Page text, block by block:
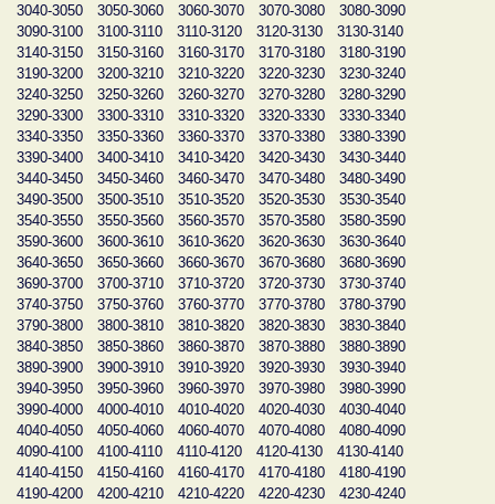
3040-3050
3050-3060 3060-3070 3070-3080
3080-3090
3090-3100
3100-3110 3110-3120 3120-3130
3130-3140
3140-3150
3150-3160 3160-3170 3170-3180
3180-3190
3190-3200
3200-3210 3210-3220 3220-3230
3230-3240
3240-3250
3250-3260 3260-3270 3270-3280
3280-3290
3290-3300
3300-3310 3310-3320 3320-3330
3330-3340
3340-3350
3350-3360 3360-3370 3370-3380
3380-3390
3390-3400
3400-3410 3410-3420 3420-3430
3430-3440
3440-3450
3450-3460 3460-3470 3470-3480
3480-3490
3490-3500
3500-3510 3510-3520 3520-3530
3530-3540
3540-3550
3550-3560 3560-3570 3570-3580
3580-3590
3590-3600
3600-3610 3610-3620 3620-3630
3630-3640
3640-3650
3650-3660 3660-3670 3670-3680
3680-3690
3690-3700
3700-3710 3710-3720 3720-3730
3730-3740
3740-3750
3750-3760 3760-3770 3770-3780
3780-3790
3790-3800
3800-3810 3810-3820 3820-3830
3830-3840
3840-3850
3850-3860 3860-3870 3870-3880
3880-3890
3890-3900
3900-3910 3910-3920 3920-3930
3930-3940
3940-3950
3950-3960 3960-3970 3970-3980
3980-3990
3990-4000
4000-4010 4010-4020 4020-4030
4030-4040
4040-4050
4050-4060 4060-4070 4070-4080
4080-4090
4090-4100
4100-4110 4110-4120 4120-4130
4130-4140
4140-4150
4150-4160 4160-4170 4170-4180
4180-4190
4190-4200
4200-4210 4210-4220 4220-4230
4230-4240